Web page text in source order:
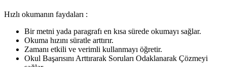
Hızlı okumanın faydaları :
Bir metni yada paragrafı en kısa sürede okumayı sağlar.
Okuma hızını süratle arttırır.
Zamanı etkili ve verimli kullanmayı öğretir.
Okul Başarısını Arttırarak Soruları Odaklanarak Çözmeyi